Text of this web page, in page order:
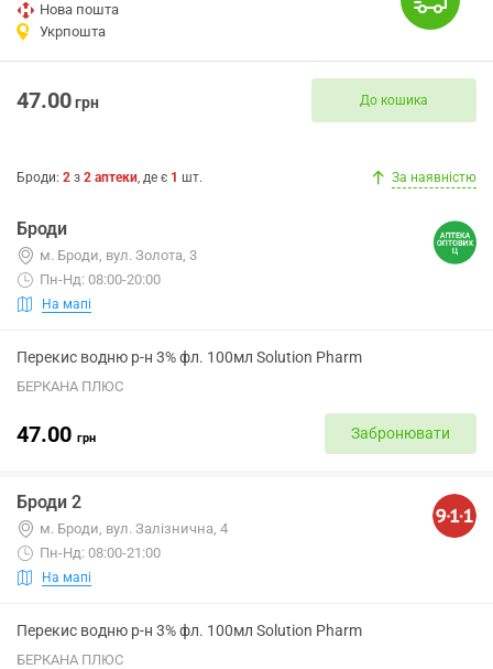
Нова пошта
Укрпошта
47.00грн До кошика
Броди: 2 з 2 аптеки, де є 1 шт. За наявністю
Броди
м. Броди, вул. Золота, 3
Пн-Нд: 08:00-20:00
На мапі
Перекис водню р-н 3% фл. 100мл Solution Pharm
БЕРКАНА ПЛЮС
47.00 грн Забронювати
Броди 2
м. Броди, вул. Залізнична, 4
Пн-Нд: 08:00-21:00
На мапі
Перекис водню р-н 3% фл. 100мл Solution Pharm
БЕРКАНА ПЛЮС